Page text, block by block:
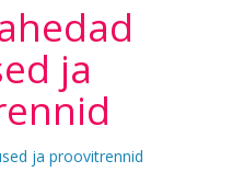
ja